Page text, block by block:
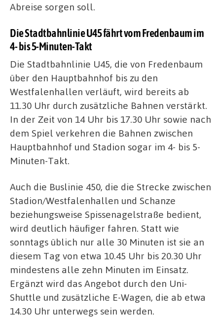
Abreise sorgen soll.
Die Stadtbahnlinie U45 fährt vom Fredenbaum im
4- bis 5-Minuten-Takt
Die Stadtbahnlinie U45, die von Fredenbaum
über den Hauptbahnhof bis zu den
Westfalenhallen verläuft, wird bereits ab
11.30 Uhr durch zusätzliche Bahnen verstärkt.
In der Zeit von 14 Uhr bis 17.30 Uhr sowie nach
dem Spiel verkehren die Bahnen zwischen
Hauptbahnhof und Stadion sogar im 4- bis 5-
Minuten-Takt.
Auch die Buslinie 450, die die Strecke zwischen
Stadion/Westfalenhallen und Schanze
beziehungsweise Spissenagelstraße bedient,
wird deutlich häufiger fahren. Statt wie
sonntags üblich nur alle 30 Minuten ist sie an
diesem Tag von etwa 10.45 Uhr bis 20.30 Uhr
mindestens alle zehn Minuten im Einsatz.
Ergänzt wird das Angebot durch den Uni-
Shuttle und zusätzliche E-Wagen, die ab etwa
14.30 Uhr unterwegs sein werden.